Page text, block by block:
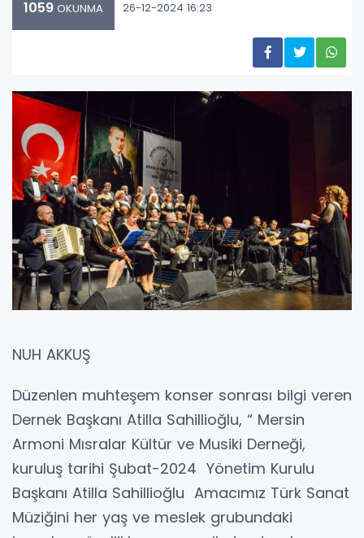
1059 OKUNMA 26-12-2024 16:23
NUH AKKUŞ
Düzenlen muhteşem konser sonrası bilgi veren
Dernek Başkanı Atilla Sahillioğlu, “ Mersin
Armoni Mısralar Kültür ve Musiki Derneği,
kuruluş tarihi Şubat-2024 Yönetim Kurulu
Başkanı Atilla Sahillioğlu Amacımız Türk Sanat
Müziğini her yaş ve meslek grubundaki